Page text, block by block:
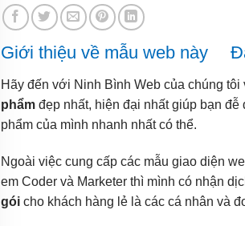
Giới thiệu về mẫu web này
Hãy đến với Ninh Bình Web của chúng
phẩm đẹp nhất, hiện đại nhất giúp bạn
phẩm của mình nhanh nhất có thể.
Ngoài việc cung cấp các mẫu giao diện
em Coder và Marketer thì mình có nhận
gói cho khách hàng lẻ là các cá nhân và